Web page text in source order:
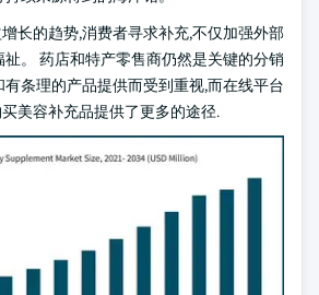
长的趋势,消费者寻求补充,不仅加强外部
。 药店和特产零售商仍然是关键的分销
条理的产品提供而受到重视,而在线平台
美容补充品提供了更多的途径.